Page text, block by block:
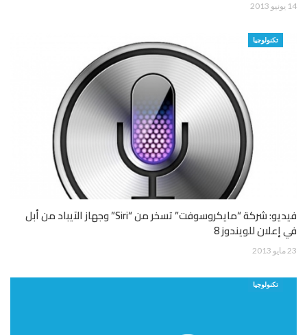
14 يونيو 2013
تكنولوجيا
فيديو: شركة “مايكروسوفت” تسخر من “Siri” وجهاز الآيباد من أبل
في إعلان للويندوز 8
23 مايو 2013
تكنولوجيا